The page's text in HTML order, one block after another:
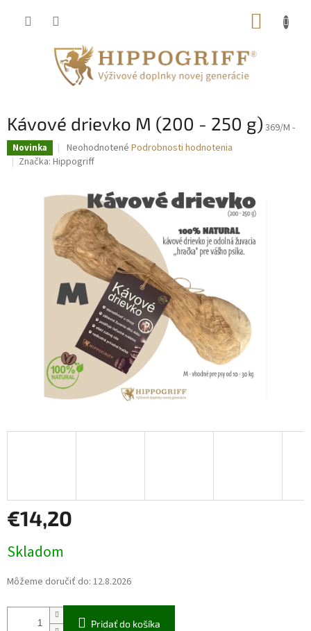
Kávové drievko M (200 - 250 g) 369/M -
Novinka
Priemerné
hodnotenie
0,0
z
5
hviezdičiek.
Neohodnotené Podrobnosti hodnotenia
Značka: Hippogriff
€14,20
cena:
Skladom
Môžeme doručiť do: 12.8.2026
Pridať do košíka